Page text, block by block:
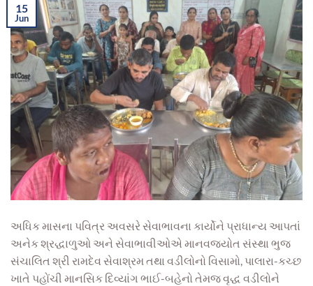
15
Jun
અધિક માસના પવિત્ર અવસરે સેવાભાવના કાર્યોને પ્રાધાન્ય આપતાં
અનેક શ્રદ્ધાળુઓ અને સેવાભાવીઓએ માનવજ્યોત સંસ્થા ભુજ
સંચાલિત શ્રી રામદેવ સેવાશ્રમ તથા વડીલોનો વિસામો, પાલારા-કચ્છ
ખાતે પહોંચી માનસિક દિવ્યાંગ ભાઈ-બહેનો તેમજ વૃદ્ધ વડીલોને